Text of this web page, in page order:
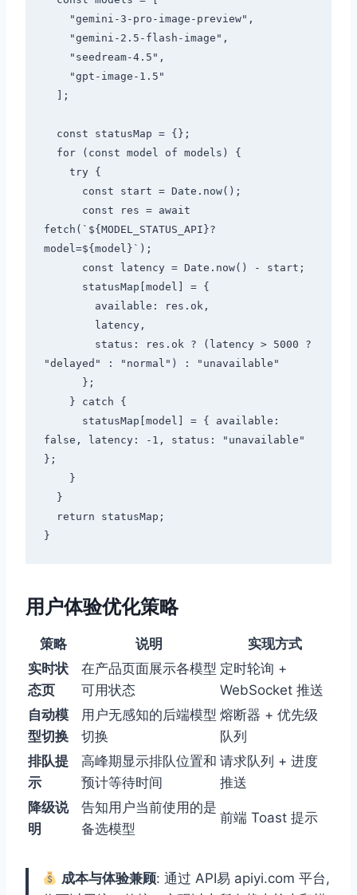
fetch(`${MODEL_STATUS_API}?
model=${model}`);
"delayed" : "normal") : "unavailable"
false, latency: -1, status: "unavailable"
};
用户体验优化策略
策略 说明
实现方式
实时状
态页
在产品页面展示各模型
可用状态
定时轮询 +
WebSocket 推送
自动模
型切换
用户无感知的后端模型
切换
熔断器 + 优先级
队列
排队提
示
高峰期显示排队位置和
预计等待时间
请求队列 + 进度
推送
降级说
明
告知用户当前使用的是
备选模型
前端 Toast 提示
成本与体验兼顾: 通过 API易 apiyi.com 平台,